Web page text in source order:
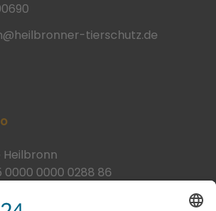
tierschutz.de
Heilbronn
0000 0000 0288 86